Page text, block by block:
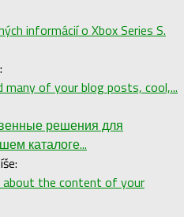
informácií o Xbox Series S.
many of your blog posts, cool,...
решения для
каталоге...
about the content of your